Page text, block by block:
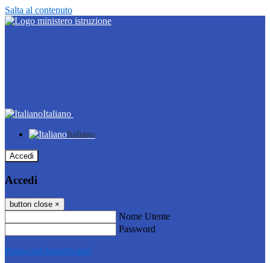
Salta al contenuto
Italiano
Italiano
Accedi
Accedi
button close ×
Nome Utente
Password
Password dimenticata?